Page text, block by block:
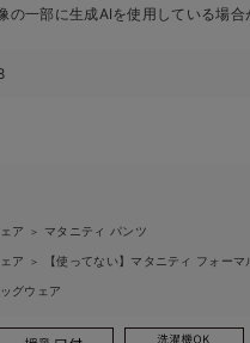
の一部に生成AIを使用している場合
ア ＞ マタニティ パンツ
ア ＞ 【使ってない】マタニティ フォーマ
グウェア